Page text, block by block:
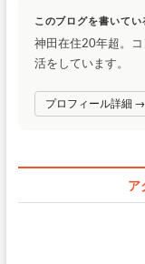
レ
ュ
ー
人
気
ん
り
このブログを書いてい
神田在住20年超。
活をしています。
プロフィール詳細 →
ア